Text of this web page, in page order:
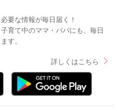
要な情報が毎日届く！
育て中のママ・パパにも、毎日
す。
詳しくはこちら